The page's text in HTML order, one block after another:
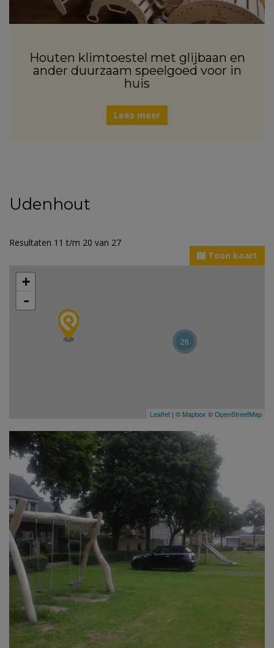
Houten klimtoestel met glijbaan en
ander duurzaam speelgoed voor in
huis
Lees meer
Udenhout
Resultaten 11 t/m 20 van 27
Toon kaart
26
+
-
Leaflet | © Mapbox ©OpenStreetMap